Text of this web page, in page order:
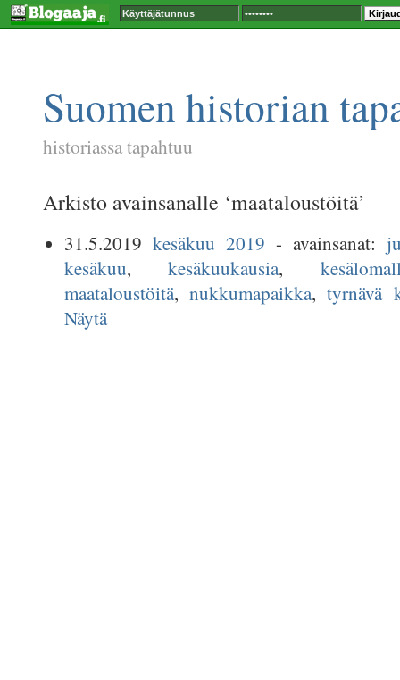
Suomen historian
historiassa tapahtuu
Arkisto avainsanalle ‘maataloustöitä’
31.5.2019 kesäkuu 2019 - avainsanat:
kesäkuu,kesäkuukausia,
maataloustöitä, nukkumapaikka,tyrnävä
Näytä